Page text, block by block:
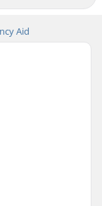
Aid